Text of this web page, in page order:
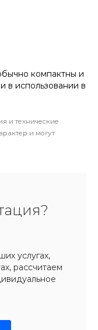
компактны и
в использовании в
и технические
и могут
услугах,
рассчитаем